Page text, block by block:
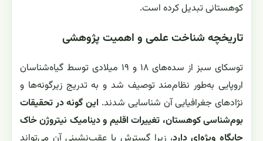
کوهستانی تبدیل کرده است.
تاریخچه شناخت علمی و اهمیت پژوهشی
توسکای سبز از سده‌های ۱۸ و ۱۹ میلادی توسط گیاه‌شناسان
اروپایی به‌طور نظام‌مند توصیف شد و به تدریج زیرگونه‌ها و
نژادهای جغرافیایی آن شناسایی شدند. این گونه در تحقیقات
بوم‌شناسی کوهستان، تغییرات اقلیم و دینامیک نیتروژن خاک